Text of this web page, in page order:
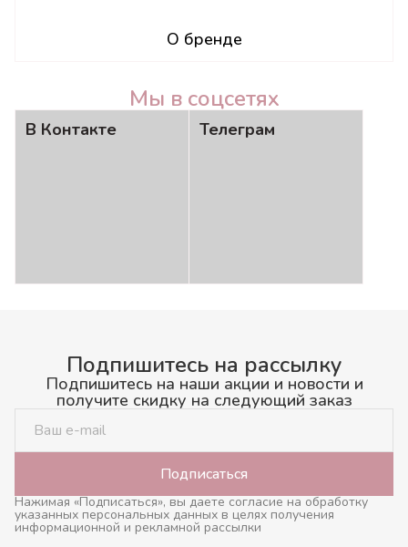
О бренде
Мы в соцсетях
В Контакте Телеграм
Подпишитесь на рассылку
Подпишитесь на наши акции и новости и
получите скидку на следующий заказ
Подписаться
Нажимая «Подписаться», вы даете согласие на обработку
указанных персональных данных в целях получения
информационной и рекламной рассылки